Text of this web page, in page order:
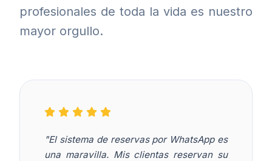
profesionales de toda la vida es nuestro
mayor orgullo.
"El sistema de reservas por WhatsApp es
una maravilla. Mis clientas reservan su